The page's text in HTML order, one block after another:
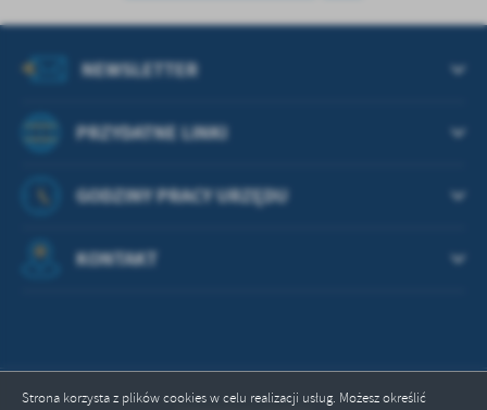
Strona korzysta z plików cookies w celu realizacji usług. Możesz określić
PRZYDATNE LINKI
NEWSLETTER
GODZINY PRACY URZĘDU
KONTAKT